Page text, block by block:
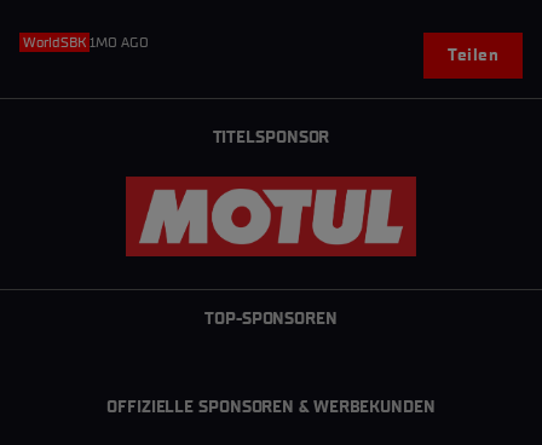
WorldSBK 1MO AGO
Teilen
TITELSPONSOR
TOP-SPONSOREN
OFFIZIELLE SPONSOREN & WERBEKUNDEN